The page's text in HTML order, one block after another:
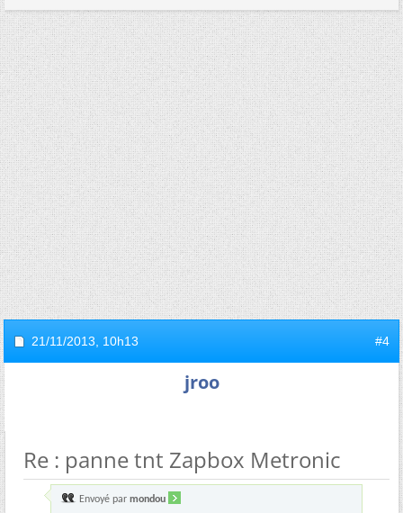
21/11/2013, 10h13 #4
jroo
Re : panne tnt Zapbox Metronic
Envoyé par mondou